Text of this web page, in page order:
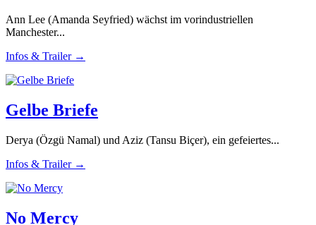
Ann Lee (Amanda Seyfried) wächst im vorindustriellen
Manchester...
Infos & Trailer →
Gelbe Briefe
Derya (Özgü Namal) und Aziz (Tansu Biçer), ein gefeiertes...
Infos & Trailer →
No Mercy